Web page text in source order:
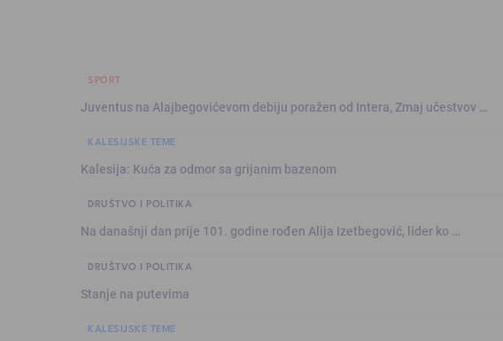
SPORT
Juventus na Alajbegovićevom debiju poražen od Intera, Zmaj učestvov …
KALESIJSKE TEME
Kalesija: Kuća za odmor sa grijanim bazenom
DRUŠTVO I POLITIKA
Na današnji dan prije 101. godine rođen Alija Izetbegović, lider ko …
DRUŠTVO I POLITIKA
Stanje na putevima
KALESIJSKE TEME